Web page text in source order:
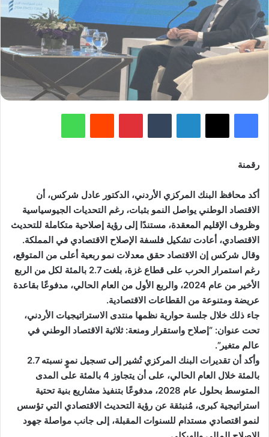
فيسبوك لينكدإن بينتيريست
رقمنة
أكد محافظ البنك المركزي الأردني، الدكتور عادل شركس، أن
الاقتصاد الوطني يواصل النمو بثبات، رغم التحديات الجيوسياسية
وظروف الإقليم المعقدة، مستندًا إلى رؤية إصلاحية متكاملة للتحديث
الاقتصادي، أعادت تشكيل فلسفة الإصلاح الاقتصادي في المملكة.
وقال شركس إن الاقتصاد حقق معدلات نمو ربعية أعلى من المتوقع،
رغم استمرار الحرب على قطاع غزة، بلغت 2.7 بالمئة لكل من الربع
الأخير من عام 2024، والربع الأول من العام الحالي، مدفوعًا بقاعدة
عريضة ومتنوعة من القطاعات الاقتصادية.
جاء ذلك خلال جلسة حوارية نظمها منتدى الاستراتيجيات الأردني،
تحت عنوان: “إصلاح واستقرار ومنعة: ثلاثية الاقتصاد الوطني في
عالم متغير”.
وأكد أن تقديرات البنك المركزي تُشير إلى تسجيل نموٍ نسبته 2.7
بالمئة خلال العام الحالي، على أن يتجاوز 4 بالمئة على المدى
المتوسط بحلول عام 2028، مدفوعًا بتنفيذ مشاريع بنية تحتية
استراتيجية كبرى، مُنبثقة عن رؤية التحديث الاقتصادي التي تؤسس
لنمو اقتصادي مستدام للسنوات المقبلة، إلى جانب مواصلة جهود